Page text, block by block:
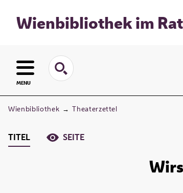
Wienbibliothek im
MENU
Wienbibliothek → Theaterzettel
TITEL SEITE